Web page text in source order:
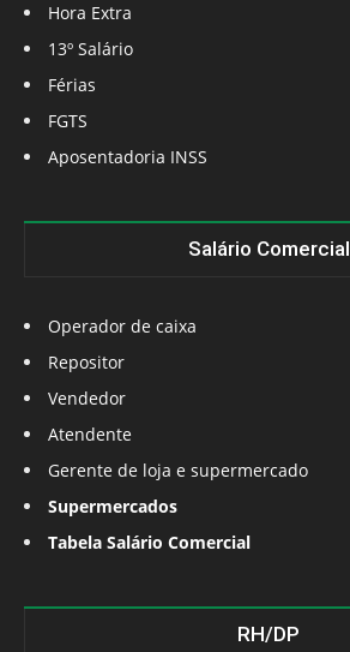
Hora Extra
13º Salário
Férias
FGTS
Aposentadoria INSS
Salário Comercial
Operador de caixa
Repositor
Vendedor
Atendente
Gerente de loja e supermercado
Supermercados
Tabela Salário Comercial
RH/DP